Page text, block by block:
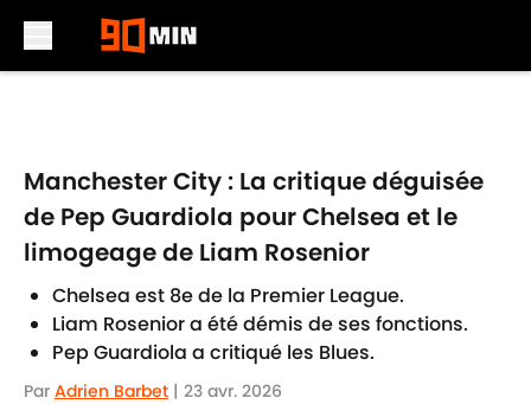
Manchester City : La critique déguisée
de Pep Guardiola pour Chelsea et le
limogeage de Liam Rosenior
Chelsea est 8e de la Premier League.
Liam Rosenior a été démis de ses fonctions.
Pep Guardiola a critiqué les Blues.
Par Adrien Barbet | 23 avr. 2026